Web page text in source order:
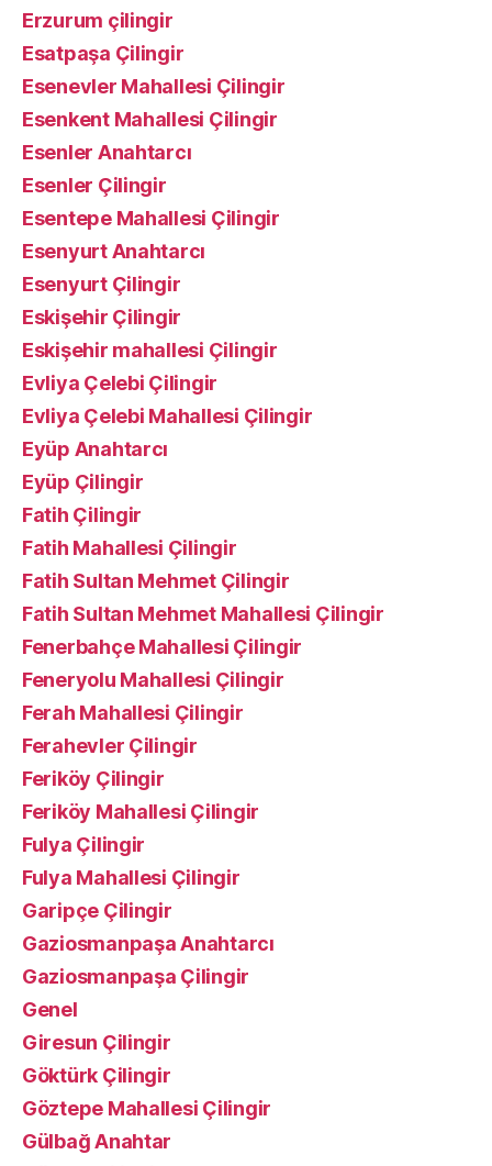
Erzurum çilingir
Esatpaşa Çilingir
Esenevler Mahallesi Çilingir
Esenkent Mahallesi Çilingir
Esenler Anahtarcı
Esenler Çilingir
Esentepe Mahallesi Çilingir
Esenyurt Anahtarcı
Esenyurt Çilingir
Eskişehir Çilingir
Eskişehir mahallesi Çilingir
Evliya Çelebi Çilingir
Evliya Çelebi Mahallesi Çilingir
Eyüp Anahtarcı
Eyüp Çilingir
Fatih Çilingir
Fatih Mahallesi Çilingir
Fatih Sultan Mehmet Çilingir
Fatih Sultan Mehmet Mahallesi Çilingir
Fenerbahçe Mahallesi Çilingir
Feneryolu Mahallesi Çilingir
Ferah Mahallesi Çilingir
Ferahevler Çilingir
Feriköy Çilingir
Feriköy Mahallesi Çilingir
Fulya Çilingir
Fulya Mahallesi Çilingir
Garipçe Çilingir
Gaziosmanpaşa Anahtarcı
Gaziosmanpaşa Çilingir
Genel
Giresun Çilingir
Göktürk Çilingir
Göztepe Mahallesi Çilingir
Gülbağ Anahtar